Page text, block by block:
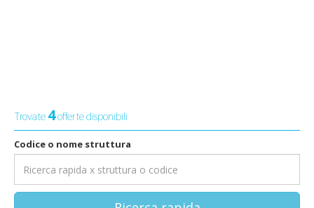
Trovate4offerte disponibili
Codice o nome struttura